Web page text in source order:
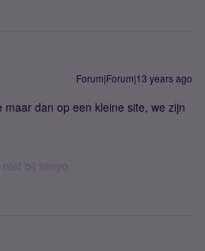
Forum|Forum|13 years ago
dan op een kleine site, we zijn
bij simyo